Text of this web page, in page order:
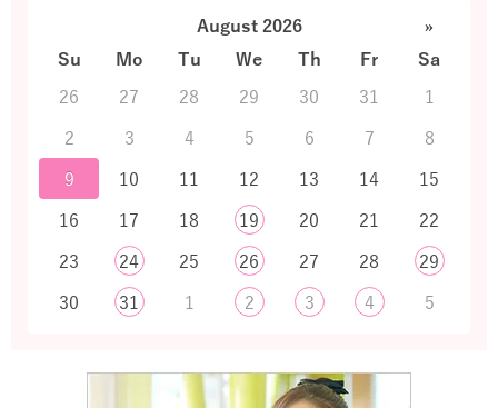
August 2026
»
Su
Mo Tu We Th Fr
Sa
26
27 28 29 30 31
1
2
3 4 5 6 7
8
9
10 11 12 13 14
15
16
17 18 19 20 21
22
23
24 25 26 27 28
29
30
31 1 2 3 4 5